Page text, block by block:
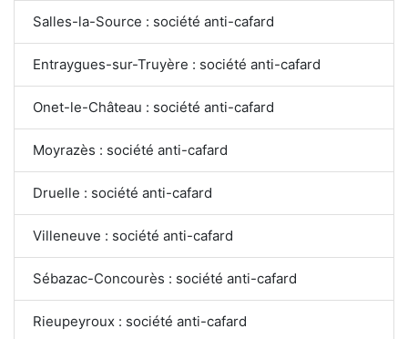
Salles-la-Source : société anti-cafard
Entraygues-sur-Truyère : société anti-cafard
Onet-le-Château : société anti-cafard
Moyrazès : société anti-cafard
Druelle : société anti-cafard
Villeneuve : société anti-cafard
Sébazac-Concourès : société anti-cafard
Rieupeyroux : société anti-cafard